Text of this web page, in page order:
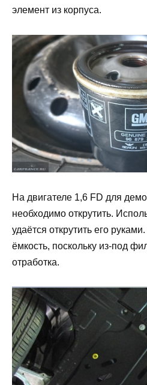
элемент из корпуса.
На двигателе 1,6 FD для
необходимо открутить.
удаётся открутить его
ёмкость, поскольку из-под
отработка.